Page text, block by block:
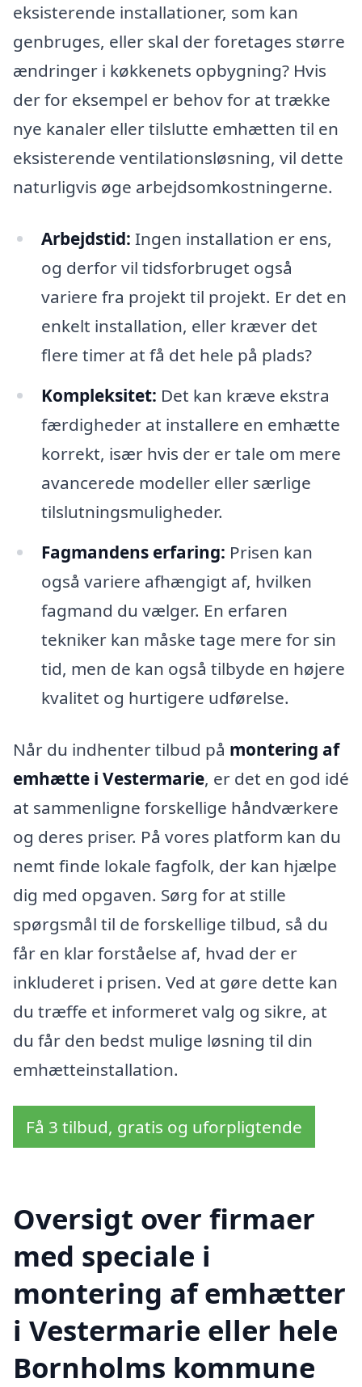
eksisterende installationer, som kan
genbruges, eller skal der foretages større
ændringer i køkkenets opbygning? Hvis
der for eksempel er behov for at trække
nye kanaler eller tilslutte emhætten til en
eksisterende ventilationsløsning, vil dette
naturligvis øge arbejdsomkostningerne.
Arbejdstid: Ingen installation er ens,
og derfor vil tidsforbruget også
variere fra projekt til projekt. Er det en
enkelt installation, eller kræver det
flere timer at få det hele på plads?
Kompleksitet: Det kan kræve ekstra
færdigheder at installere en emhætte
korrekt, især hvis der er tale om mere
avancerede modeller eller særlige
tilslutningsmuligheder.
Fagmandens erfaring: Prisen kan
også variere afhængigt af, hvilken
fagmand du vælger. En erfaren
tekniker kan måske tage mere for sin
tid, men de kan også tilbyde en højere
kvalitet og hurtigere udførelse.
Når du indhenter tilbud på montering af
emhætte i Vestermarie, er det en god idé
at sammenligne forskellige håndværkere
og deres priser. På vores platform kan du
nemt finde lokale fagfolk, der kan hjælpe
dig med opgaven. Sørg for at stille
spørgsmål til de forskellige tilbud, så du
får en klar forståelse af, hvad der er
inkluderet i prisen. Ved at gøre dette kan
du træffe et informeret valg og sikre, at
du får den bedst mulige løsning til din
emhætteinstallation.
Få 3 tilbud, gratis og uforpligtende
Oversigt over firmaer
med speciale i
montering af emhætter
i Vestermarie eller hele
Bornholms kommune